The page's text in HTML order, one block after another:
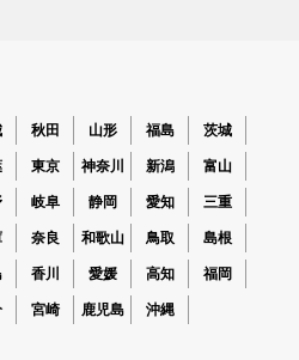
秋田 山形 福島 茨城
東京 神奈川 新潟 富山
岐阜 静岡 愛知 三重
奈良 和歌山 鳥取 島根
香川 愛媛 高知 福岡
宮崎 鹿児島 沖縄